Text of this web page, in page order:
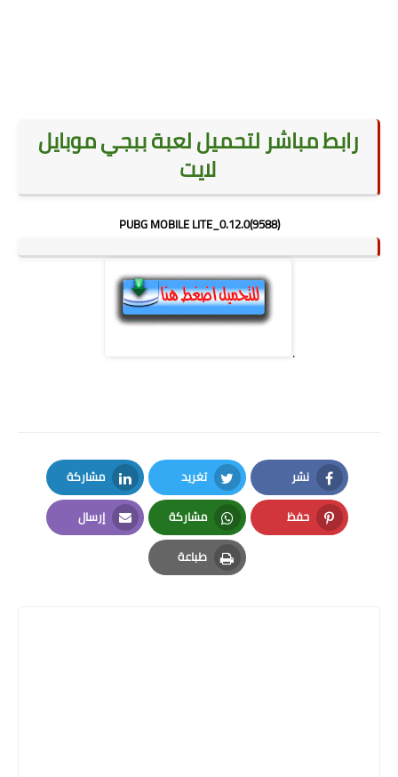
رابط مباشر لتحميل لعبة ببجي موبايل
لايت
(PUBG MOBILE LITE_0.12.0(9588
.
نشر
Facebook
تغريد
Twitter
مشاركة
LinkedIn
حفظ
Pinterest
مشاركة
Whatsapp
إرسال
Email
طباعة
Print